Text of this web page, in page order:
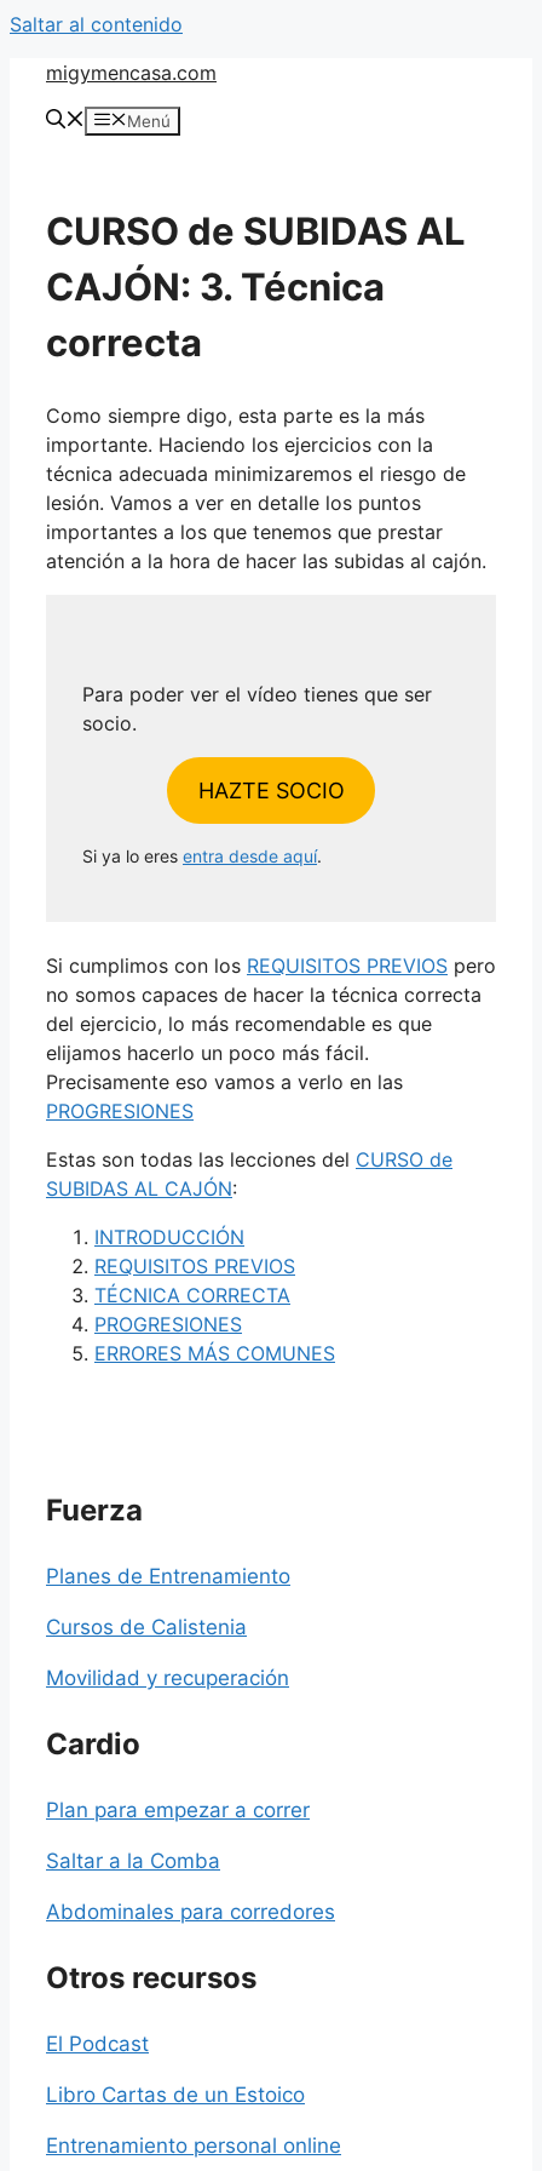
Saltar al contenido
migymencasa.com
Menú
CURSO de SUBIDAS AL
CAJÓN: 3. Técnica
correcta
Como siempre digo, esta parte es la más
importante. Haciendo los ejercicios con la
técnica adecuada minimizaremos el riesgo de
lesión. Vamos a ver en detalle los puntos
importantes a los que tenemos que prestar
atención a la hora de hacer las subidas al cajón.
Para poder ver el vídeo tienes que ser
socio.
HAZTE SOCIO
Si ya lo eres entra desde aquí.
Si cumplimos con los REQUISITOS PREVIOS pero
no somos capaces de hacer la técnica correcta
del ejercicio, lo más recomendable es que
elijamos hacerlo un poco más fácil.
Precisamente eso vamos a verlo en las
PROGRESIONES
Estas son todas las lecciones del CURSO de
SUBIDAS AL CAJÓN:
INTRODUCCIÓN
REQUISITOS PREVIOS
TÉCNICA CORRECTA
PROGRESIONES
ERRORES MÁS COMUNES
Fuerza
Planes de Entrenamiento
Cursos de Calistenia
Movilidad y recuperación
Cardio
Plan para empezar a correr
Saltar a la Comba
Abdominales para corredores
Otros recursos
El Podcast
Libro Cartas de un Estoico
Entrenamiento personal online